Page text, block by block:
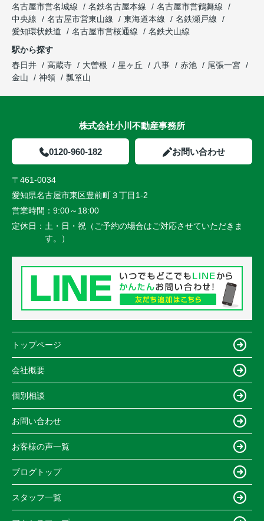
名古屋市営名城線
名鉄名古屋本線
名古屋市営鶴舞線
中央線
名古屋市営東山線 東海道本線
名鉄瀬戸線
愛知環状鉄道
名古屋市営桜通線
名鉄犬山線
駅から探す
春日井
高蔵寺 大曽根 星ヶ丘 八事 赤池
尾張一宮
金山
神領 瓢箪山
株式会社小川不動産事務所
0120-960-182 お問い合わせ
〒461-0034
愛知県名古屋市東区豊前町３丁目1-2
営業時間： 9:00～18:00
定休日： 土・日・祝（ご予約の場合はご対応させていただきま
す。）
トップページ
会社概要
個別相談
お問い合わせ
お客様の声一覧
ブログトップ
スタッフ一覧